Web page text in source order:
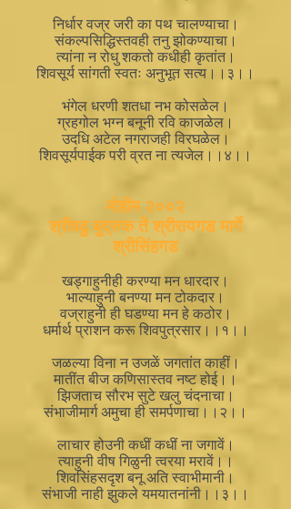
निर्धार वज्र जरी का पथ चालण्याचा।
संकल्पसिद्धिस्तवही तनु झोकण्याचा।
त्यांना न रोधु शकतो कधीही कृतांत।
शिवसूर्य सांगती स्वतः अनुभूत सत्य।।३।।
भंगेल धरणी शतधा नभ कोसळेल।
ग्रहगोल भग्न बनूनी रवि काजळेल।
उदधि अटेल नगराजही विरघळेल।
शिवसूर्यपाईक परी व्रत ना त्यजेल।।४।।
मोहीम २००२
श्रीवढु बुद्रुक तें श्रीरायगड मार्गे
श्रीसिंहगड
खड्गाहुनीही करण्या मन धारदार।
भाल्याहुनी बनण्या मन टोकदार।
वज्राहुनी ही घडण्या मन हे कठोर।
धर्मार्थ प्राशन करू शिवपुत्रसार।।१।।
जळल्या विना न उजळें जगतांत काहीं।
मातींत बीज कणिसास्तव नष्ट होई।।
झिजताच सौरभ सुटे खलु चंदनाचा।
संभाजीमार्ग अमुचा ही समर्पणाचा।।२।।
लाचार होउनी कधीं कधीं ना जगावें।
त्याहुनी वीष गिळुनी त्वरया मरावें।।
शिवसिंहसदृश बनू अति स्वाभीमानी।
संभाजी नाही झुकले यमयातनांनी।।३।।